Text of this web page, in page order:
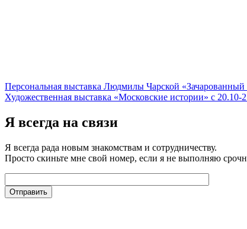
Персональная выставка Людмилы Чарской
Художественная выставка «Московские истории» с 20.10-
Я всегда на связи
Я всегда рада новым знакомствам и сотрудничеству.
Просто скиньте мне свой номер, если я не выполняю